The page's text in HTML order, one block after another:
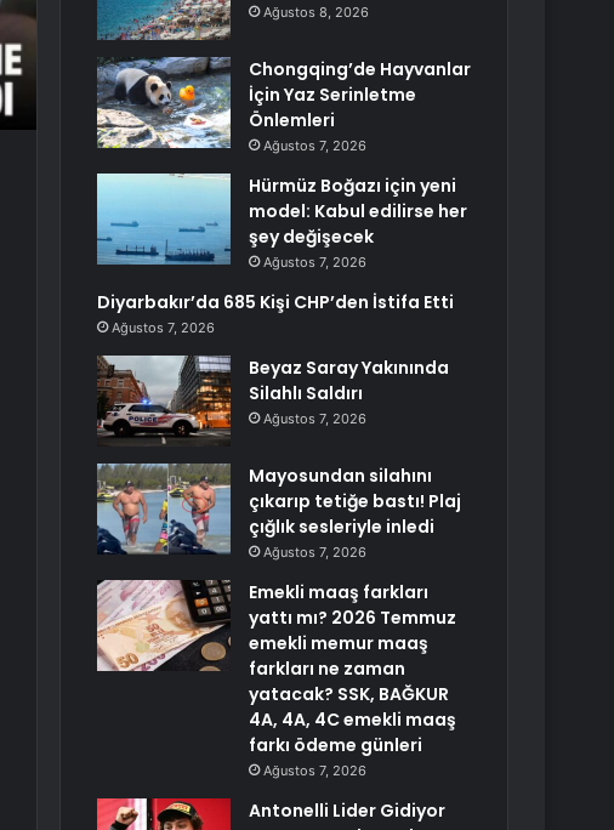
Ağustos 8, 2026
Chongqing’de Hayvanlar
İçin Yaz Serinletme
Önlemleri
Ağustos 7, 2026
Hürmüz Boğazı için yeni
model: Kabul edilirse her
şey değişecek
Ağustos 7, 2026
Diyarbakır’da 685 Kişi CHP’den İstifa Etti
Ağustos 7, 2026
Beyaz Saray Yakınında
Silahlı Saldırı
Ağustos 7, 2026
Mayosundan silahını
çıkarıp tetiğe bastı! Plaj
çığlık sesleriyle inledi
Ağustos 7, 2026
Emekli maaş farkları
yattı mı? 2026 Temmuz
emekli memur maaş
farkları ne zaman
yatacak? SSK, BAĞKUR
4A, 4A, 4C emekli maaş
farkı ödeme günleri
Ağustos 7, 2026
Antonelli Lider Gidiyor